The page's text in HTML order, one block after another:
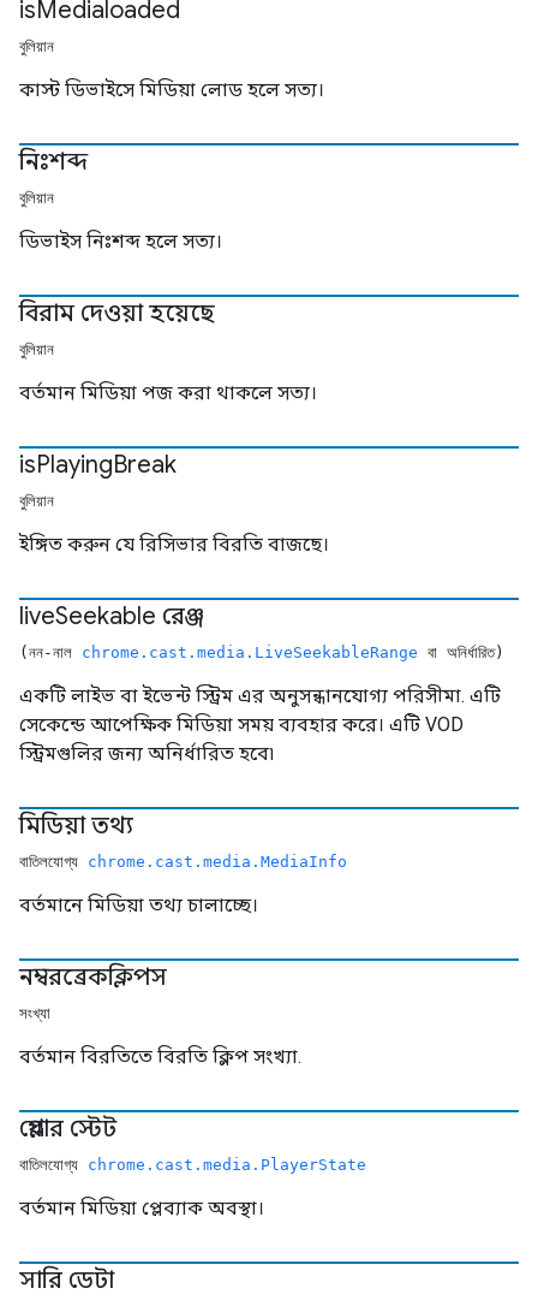
isMedialoaded
বুলিয়ান
কাস্ট ডিভাইসে মিডিয়া লোড হলে সত্য।
নিঃশব্দ
বুলিয়ান
ডিভাইস নিঃশব্দ হলে সত্য।
বিরাম দেওয়া হয়েছে
বুলিয়ান
বর্তমান মিডিয়া পজ করা থাকলে সত্য।
isPlayingBreak
বুলিয়ান
ইঙ্গিত করুন যে রিসিভার বিরতি বাজছে।
liveSeekable রেঞ্জ
(নন-নাল chrome.cast.media.LiveSeekableRange বা অনির্ধারিত)
একটি লাইভ বা ইভেন্ট স্ট্রিম এর অনুসন্ধানযোগ্য পরিসীমা. এটি
সেকেন্ডে আপেক্ষিক মিডিয়া সময় ব্যবহার করে। এটি VOD
স্ট্রিমগুলির জন্য অনির্ধারিত হবে৷
মিডিয়া তথ্য
বাতিলযোগ্য chrome.cast.media.MediaInfo
বর্তমানে মিডিয়া তথ্য চালাচ্ছে।
নম্বরব্রেকক্লিপস
সংখ্যা
বর্তমান বিরতিতে বিরতি ক্লিপ সংখ্যা.
প্লেয়ার স্টেট
বাতিলযোগ্য chrome.cast.media.PlayerState
বর্তমান মিডিয়া প্লেব্যাক অবস্থা।
সারি ডেটা